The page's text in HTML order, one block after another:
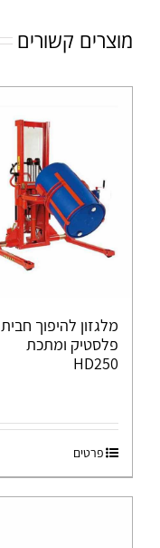
מוצרים קשורים
מלגזון להיפוך חבית
פלסטיק ומתכת
HD250
פרטים